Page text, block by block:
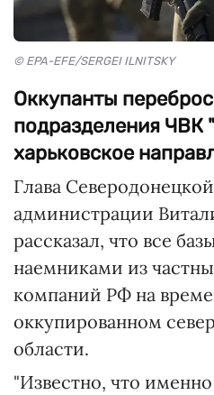
© EPA-EFE/SERGEI ILNITSKY
Оккупанты
подразделения ЧВК
харьковское
Глава
администрации
рассказал, что все
наемниками из
компаний РФ на
оккупированном
области.
"Известно, что